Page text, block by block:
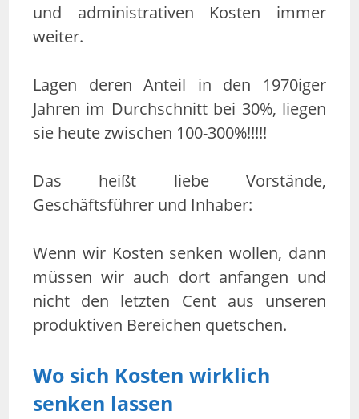
und administrativen Kosten immer
weiter.
Lagen deren Anteil in den 1970iger
Jahren im Durchschnitt bei 30%, liegen
sie heute zwischen 100-300%!!!!!
Das heißt liebe Vorstände,
Geschäftsführer und Inhaber:
Wenn wir Kosten senken wollen, dann
müssen wir auch dort anfangen und
nicht den letzten Cent aus unseren
produktiven Bereichen quetschen.
Wo sich Kosten wirklich
senken lassen